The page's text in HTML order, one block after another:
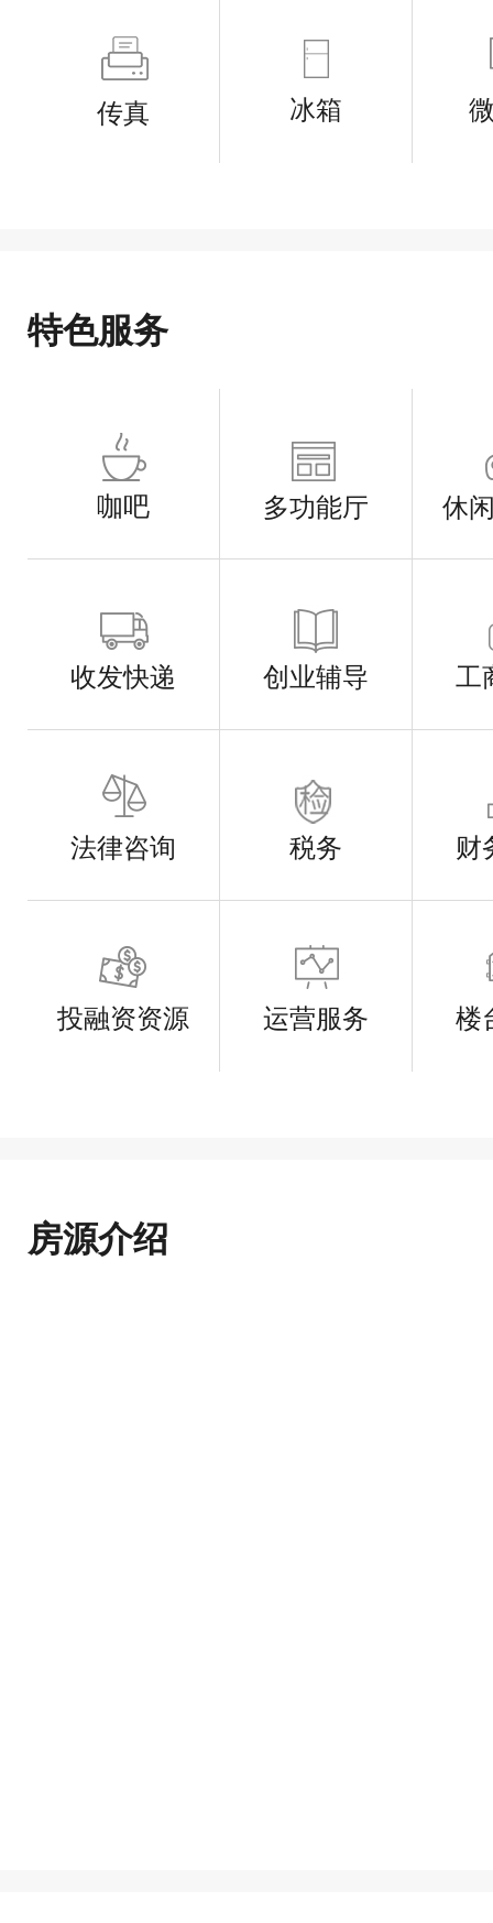
传真 冰箱
特色服务
咖吧 多功能厅 休
收发快递 创业辅导 工
法律咨询 税务 财
投融资资源 运营服务 楼
房源介绍